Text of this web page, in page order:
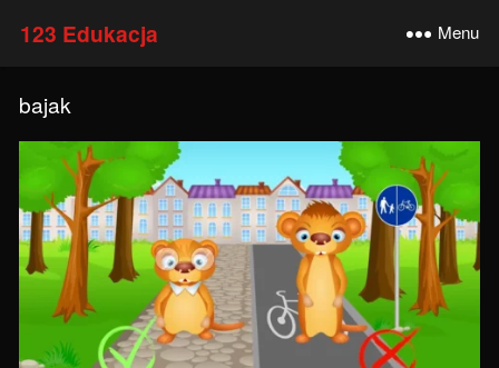
123 Edukacja Menu
bajak